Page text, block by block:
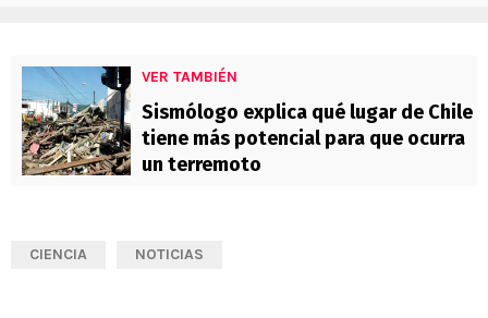
VER TAMBIÉN
Sismólogo explica qué lugar de Chile
tiene más potencial para que ocurra
un terremoto
CIENCIA NOTICIAS